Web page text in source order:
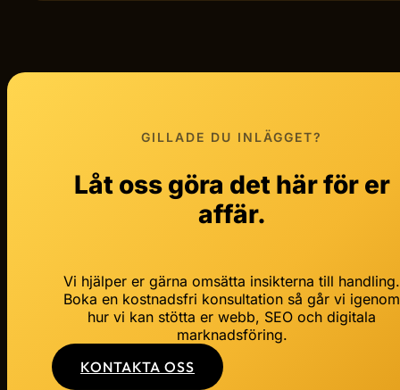
GILLADE DU INLÄGGET?
Låt oss göra det här för er
affär.
Vi hjälper er gärna omsätta insikterna till handling.
Boka en kostnadsfri konsultation så går vi igenom
hur vi kan stötta er webb, SEO och digitala
marknadsföring.
KONTAKTA OSS